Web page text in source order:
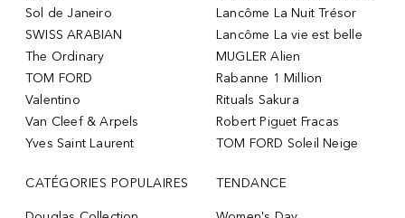
Sol de Janeiro
SWISS ARABIAN
The Ordinary
TOM FORD
Valentino
Van Cleef & Arpels
Yves Saint Laurent
Lancôme La Nuit Trésor
Lancôme La vie est belle
MUGLER Alien
Rabanne 1 Million
Rituals Sakura
Robert Piguet Fracas
TOM FORD Soleil Neige
CATÉGORIES POPULAIRES TENDANCE